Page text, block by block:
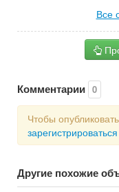
Все
Комментарии 0
Чтобы
зарегистрироваться
Другие похожие